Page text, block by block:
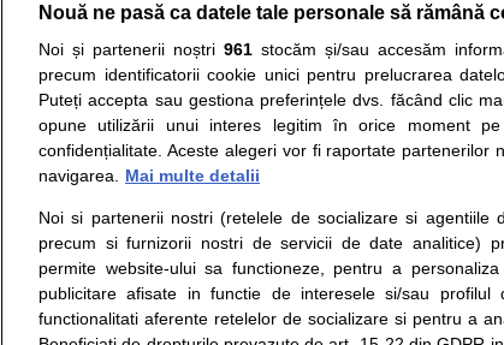
Resurse: Autoevaluare simptome
Opiniile avizate ale medicilor, sfaturile si
nici diagnosticul stabilit in urma
ii punem la dispozitie pentru programare in
Despre noi
Despre noi
Contact
Intrebari frecvente
Consultanti
Legal
Termeni si conditii
Politica de
confidentialitate
Politica de cookie
Nouă ne pasă ca datele tale personale să rămână
Noi și partenerii noștri 961stocăm și/sau accesăm
precum identificatorii cookie unici pentru prelucrarea
Puteți accepta sau gestiona preferințele dvs. făcând clic
opune utilizării unui interes legitim în orice moment
confidențialitate. Aceste alegeri vor fi raportate partenerilor
navigarea.
Mai multe detalii
Noi si partenerii nostri (retelele de socializare si agentiile
precum si furnizorii nostri de servicii de date analitice)
permite website-ului sa functioneze, pentru a
publicitare afisate in functie de interesele si/sau
functionalitati aferente retelelor de socializare si pentru a